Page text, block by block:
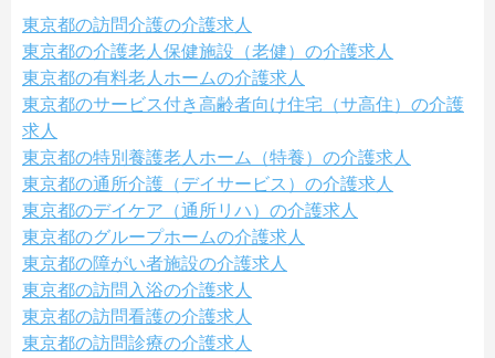
東京都の訪問介護の介護求人
東京都の介護老人保健施設（老健）の介護求人
東京都の有料老人ホームの介護求人
東京都のサービス付き高齢者向け住宅（サ高住）の介護
求人
東京都の特別養護老人ホーム（特養）の介護求人
東京都の通所介護（デイサービス）の介護求人
東京都のデイケア（通所リハ）の介護求人
東京都のグループホームの介護求人
東京都の障がい者施設の介護求人
東京都の訪問入浴の介護求人
東京都の訪問看護の介護求人
東京都の訪問診療の介護求人